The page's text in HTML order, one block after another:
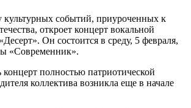
культурных событий, приуроченных к
откроет концерт вокальной
Он состоится в среду, 5 февраля,
«Современник».
концерт полностью патриотической
коллектива возникла еще в начале